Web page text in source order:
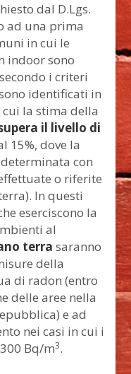
dal D.Lgs.
ad una prima
in cui le
indoor sono
i criteri
identificati in
la stima della
il livello di
15%, dove la
con
o riferite
In questi
eserciscono la
al
terra saranno
della
di radon (entro
delle aree nella
e ad
nei casi in cui i
Bq/m3.